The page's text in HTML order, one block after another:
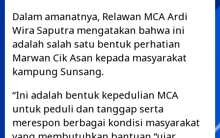
Dalam amanatnya, Relawan MCA Ardi
Wira Saputra mengatakan bahwa ini
adalah salah satu bentuk perhatian
Marwan Cik Asan kepada masyarakat
kampung Sunsang.
“Ini adalah bentuk kepedulian MCA
untuk peduli dan tanggap serta
merespon berbagai kondisi masyarakat